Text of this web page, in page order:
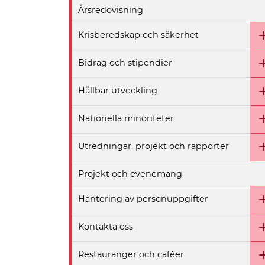
Årsredovisning
Krisberedskap och säkerhet
Bidrag och stipendier
Hållbar utveckling
Nationella minoriteter
Utredningar, projekt och rapporter
Projekt och evenemang
Hantering av personuppgifter
Kontakta oss
Restauranger och caféer